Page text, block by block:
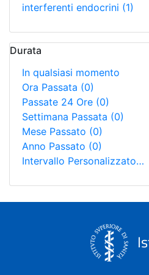
interferenti endocrini (1)
Durata
In qualsiasi momento
Ora Passata (0)
Passate 24 Ore (0)
Settimana Passata (0)
Mese Passato (0)
Anno Passato (0)
Intervallo Personalizzato…